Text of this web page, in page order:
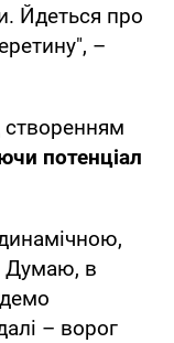
Йдеться про
–
потенціал
Думаю, в
– ворог